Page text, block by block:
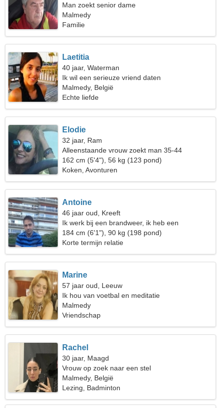
Man zoekt senior dame
Malmedy
Familie
Laetitia
40 jaar, Waterman
Ik wil een serieuze vriend daten
Malmedy, België
Echte liefde
Elodie
32 jaar, Ram
Alleenstaande vrouw zoekt man 35-44
162 cm (5'4"), 56 kg (123 pond)
Koken, Avonturen
Antoine
46 jaar oud, Kreeft
Ik werk bij een brandweer, ik heb een
buitengewone vrouw nodig
184 cm (6'1"), 90 kg (198 pond)
Korte termijn relatie
Marine
57 jaar oud, Leeuw
Ik hou van voetbal en meditatie
Malmedy
Vriendschap
Rachel
30 jaar, Maagd
Vrouw op zoek naar een stel
Malmedy, België
Lezing, Badminton